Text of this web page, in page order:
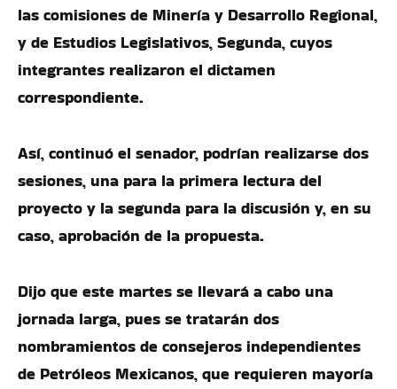
las comisiones de Minería y Desarrollo Regional,
y de Estudios Legislativos, Segunda, cuyos
integrantes realizaron el dictamen
correspondiente.
Así, continuó el senador, podrían realizarse dos
sesiones, una para la primera lectura del
proyecto y la segunda para la discusión y, en su
caso, aprobación de la propuesta.
Dijo que este martes se llevará a cabo una
jornada larga, pues se tratarán dos
nombramientos de consejeros independientes
de Petróleos Mexicanos, que requieren mayoría